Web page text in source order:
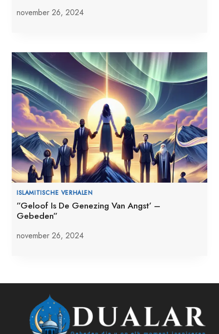
november 26, 2024
ISLAMITISCHE VERHALEN
”Geloof Is De Genezing Van Angst’ –
Gebeden”
november 26, 2024